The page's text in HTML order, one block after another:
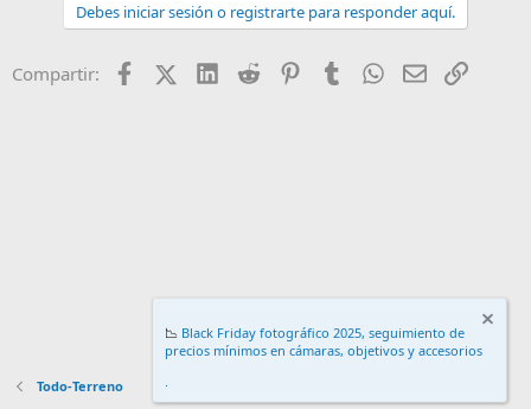
Debes iniciar sesión o registrarte para responder aquí.
Compartir: FacebookX (Twitter)
LinkedIn
Reddit PinterestTumblr WhatsApp
EmailEnlace
Todo-Terreno
📉 Black Friday fotográfico 2025, seguimiento de
precios mínimos en cámaras, objetivos y accesorios
.